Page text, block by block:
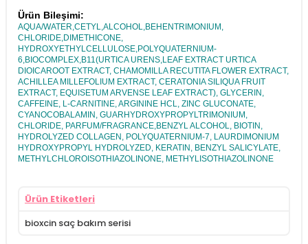
Ürün Bileşimi:
AQUA/WATER,CETYL,ALCOHOL,BEHENTRIMONIUM,
CHLORIDE,DIMETHICONE,
HYDROXYETHYLCELLULOSE,POLYQUATERNIUM-
6,BIOCOMPLEX,B11(URTICA URENS,LEAF EXTRACT URTICA
DIOICAROOT EXTRACT, CHAMOMILLA RECUTITA FLOWER EXTRACT,
ACHILLEA MILLEFOLIUM EXTRACT, CERATONIA SILIQUA FRUIT
EXTRACT, EQUISETUM ARVENSE LEAF EXTRACT), GLYCERIN,
CAFFEINE, L-CARNITINE, ARGININE HCL, ZINC GLUCONATE,
CYANOCOBALAMIN, GUARHYDROXYPROPYLTRIMONIUM,
CHLORIDE, PARFUM/FRAGRANCE,BENZYL ALCOHOL, BIOTIN,
HYDROLYZED COLLAGEN, POLYQUATERNIUM-7, LAURDIMONIUM
HYDROXYPROPYL HYDROLYZED, KERATIN, BENZYL SALICYLATE,
METHYLCHLOROISOTHIAZOLINONE, METHYLISOTHIAZOLINONE
Ürün Etiketleri
bioxcin saç bakım serisi